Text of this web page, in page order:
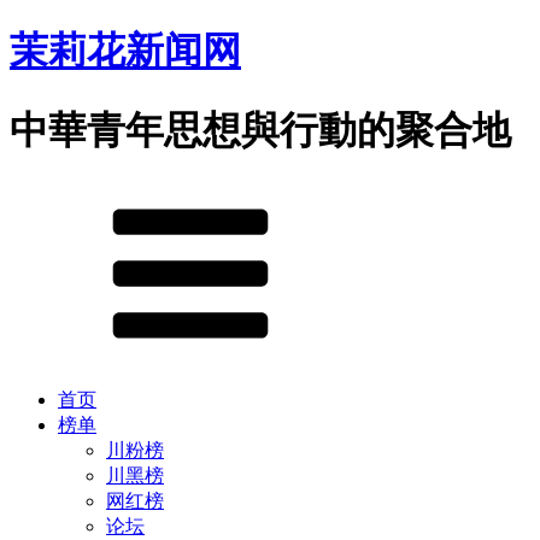
茉莉花新闻网
中華青年思想與行動的聚合地
首页
榜单
川粉榜
川黑榜
网红榜
论坛